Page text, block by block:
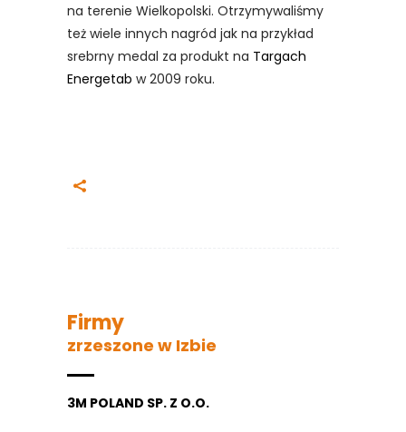
na terenie Wielkopolski. Otrzymywaliśmy
też wiele innych nagród jak na przykład
srebrny medal za produkt na Targach
Energetab w 2009 roku.
Firmy
zrzeszone w Izbie
3M POLAND SP. Z O.O.